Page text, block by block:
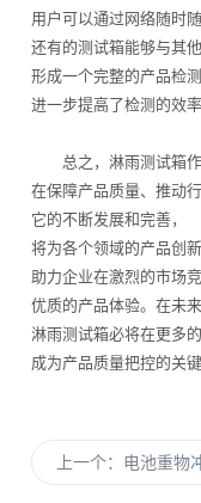
用户可以通过网络随时
还有的测试箱能够与其
形成一个完整的产品检测
进一步提高了检测的效率
总之，淋雨测试箱作
在保障产品质量、推动
它的不断发展和完善，
将为各个领域的产品创
助力企业在激烈的市场
优质的产品体验。在未
淋雨测试箱必将在更多
成为产品质量把控的关键
上一个： 电池重物